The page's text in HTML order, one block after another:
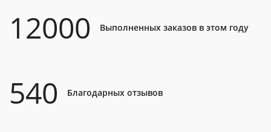
12000 Выполненных заказов в этом году
540 Благодарных отзывов